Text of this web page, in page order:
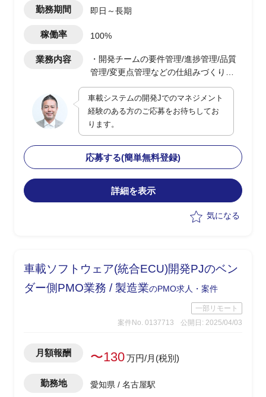
勤務期間 即日～長期
稼働率 100%
業務内容
・開発チームの要件管理/進捗管理/品質
管理/変更点管理などの仕組みづくり
・PJ全般のリソース管理
・各種報告資料の作成
・各ステークホルダー(顧客や各ベンダ
ー)との折衝業務
車載システムの開発Jでのマネジメント
経験のある方のご応募をお待ちしてお
ります。
応募する(簡単無料登録)
詳細を表示
気になる
車載ソフトウェア(統合ECU)開発PJのベン
ダー側PMO業務 / 製造業のPMO求人・案件
一部リモート
案件No. 0137713
公開日: 2025/04/03
月額報酬 〜130万円/月(税別)
勤務地 愛知県 / 名古屋駅